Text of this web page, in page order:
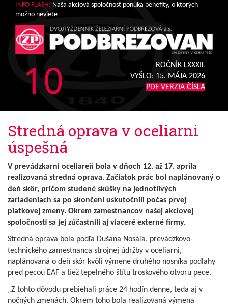
INFO FLASH: Naša akciová spoločnosť ponúka benefity, o ktorých
možno neviete
10
ROČNÍK LXXXIL
VYŠLO: 15. MÁJA 2026
PDF VERZIA ČÍSLA
Stredná oprava v oceliarni
úspešná
V prevádzkarni oceliareň bola v dňoch 12. až 17. apríla
realizovaná stredná oprava. Začiatok prác bol naplánovaný o
deň skôr, pričom studené skúšky na jednotlivých
zariadeniach sa po skončení uskutočnili počas prvej
piatkovej zmeny. Okrem zamestnancov našej akciovej
spoločnosti sa jej zúčastnili aj viaceré externé firmy.
Stredná oprava bola podľa Dušana Nosáľa, prevádzkovo-
technického zamestnanca strojnej údržby v oceliarni,
naplánovaná o deň skôr kvôli výmene druhého nosníka podlahy
pred pecou EAF a tiež tepelného štítu troskového otvoru pece.
„Z tohto dôvodu prebiehali práce 24 hodín denne, teda aj v
nočných zmenách. Okrem toho bola realizovaná výmena